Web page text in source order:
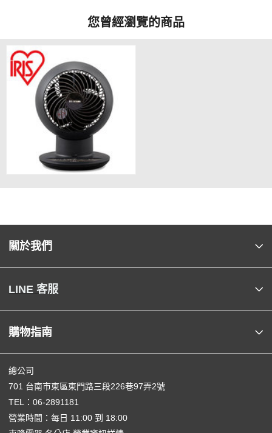
您曾經瀏覽的商品
關於我們
LINE 客服
購物指南
總公司
701 台南市東區東門路三段226巷97弄2號
TEL： 06-2891181
營業時間：每日 11:00 到 18:00